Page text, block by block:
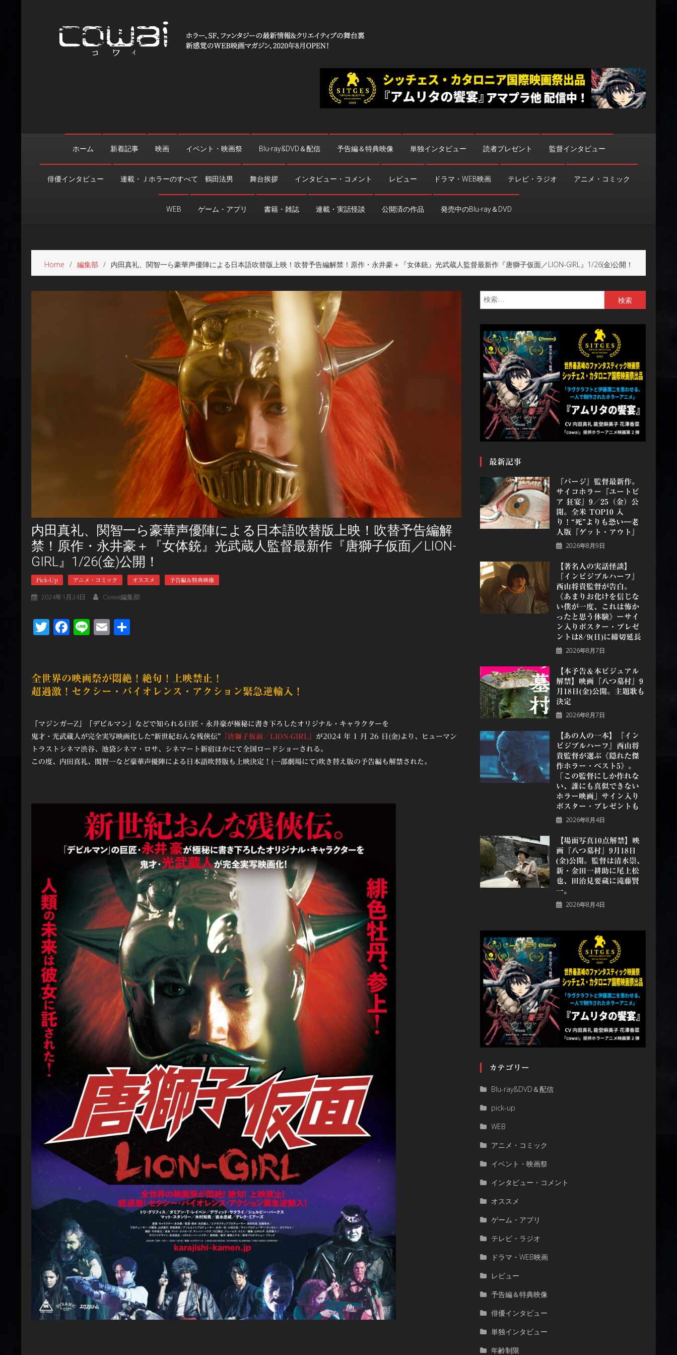
ホーム 新着記事 映画 イベント・映画祭 Blu-ray&DVD＆配信 予告編＆特典映像 単独インタビュー 読者プレゼント 監督インタビュー
俳優インタビュー 連載・Ｊホラーのすべて 鶴田法男 舞台挨拶 インタビュー・コメント レビュー ドラマ・WEB映画 テレビ・ラジオ アニメ・コミック
WEB ゲーム・アプリ 書籍・雑誌 連載・実話怪談 公開済の作品 発売中のBlu-ray＆DVD
Home 編集部 内田真礼、関智一ら豪華声優陣による日本語吹替版上映！吹替予告編解禁！原作・永井豪＋『女体銃』光武蔵人監督最新作『唐獅子仮面／LION-GIRL』1/26(金)公開！
内田真礼、関智一ら豪華声優陣による日本語吹替版上映！吹替予告編解
禁！原作・永井豪＋『女体銃』光武蔵人監督最新作『唐獅子仮面／LION-
GIRL』1/26(金)公開！
Pick-Up アニメ・コミック オススメ 予告編＆特典映像
2024年1月24日 Cowai編集部
Twitter
Facebook
LineEmail
全世界の映画祭が悶絶！絶句！上映禁止！
超過激！セクシー・バイオレンス・アクション緊急逆輸入！
「マジンガーZ」「デビルマン」などで知られる巨匠・永井豪が極秘に書き下ろしたオリジナル・キャラクターを
鬼才・光武蔵人が完全実写映画化した“新世紀おんな残俠伝” 『唐獅子仮面／LION-GIRL』 が2024 年 1 月 26 日(金)より、ヒューマン
トラストシネマ渋谷、池袋シネマ・ロサ、シネマート新宿ほかにて全国ロードショーされる。
この度、内田真礼、関智一など豪華声優陣による日本語吹替版も上映決定！(一部劇場にて)吹き替え版の予告編も解禁された。
索:
最新記事
『パージ』監督最新作。
サイコホラー『ユートピ
ア 狂宴』9／25（金）公
開。全米 TOP10 入
り！“死”よりも恐い―老
人版『ゲット・アウト』
2026年8月9日
【著名人の実話怪談】
『インビジブルハーフ』
⻄⼭将貴監督が告白。
《あまりお化けを信じな
い僕が一度、これは怖か
ったと思う体験》ーサイ
ン入りポスター・プレゼ
ントは8/9(日)に締切延長
2026年8月7日
【本予告＆本ビジュアル
解禁】映画『八つ墓村』9
月18日(金)公開。主題歌も
決定
2026年8月7日
【あの人の一本】『イン
ビジブルハーフ』⻄⼭将
貴監督が選ぶ《隠れた傑
作ホラー・ベスト5》。
「この監督にしか作れな
い、誰にも真似できない
ホラー映画」サイン入り
ポスター・プレゼントも
2026年8月4日
【場面写真10点解禁】映
画『八つ墓村』9月18日
(金)公開。監督は清水崇、
新・金田一耕助に尾上松
也、田治見要蔵に滝藤賢
一。
2026年8月4日
カテゴリー
Blu-ray&DVD＆配信
pick-up
WEB
アニメ・コミック
イベント・映画祭
インタビュー・コメント
オススメ
ゲーム・アプリ
テレビ・ラジオ
ドラマ・WEB映画
レビュー
予告編＆特典映像
俳優インタビュー
単独インタビュー
年齢制限